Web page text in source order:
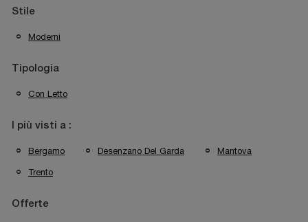
Stile
Moderni
Tipologia
Con Letto
I più visti a :
Bergamo Desenzano Del Garda Mantova
Trento
Offerte